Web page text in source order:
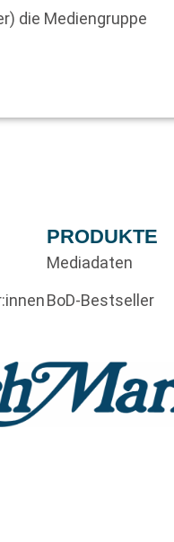
die Mediengruppe
PRODUKTE
Mediadaten
BoD-Bestseller